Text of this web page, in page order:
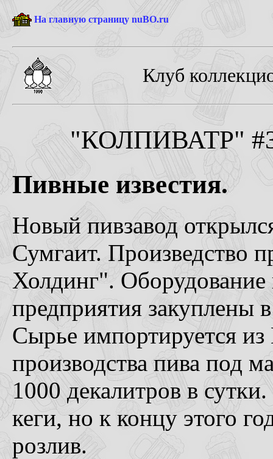
На главную страницу nuBO.ru
Клуб
"КОЛПИВАТР" #3-
Пивные известия.
Новый пивзавод
Сумгаит.
Холдинг". Оборудование
предприятия закуплены
Сырье импортируется
производства пива под
1000 декалитров в
кеги, но к концу этого
розлив.